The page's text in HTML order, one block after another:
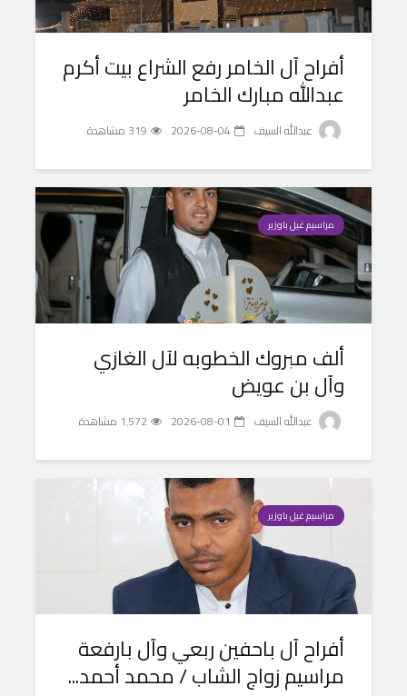
أفراح آل الخامر رفع الشراع بيت أكرم
عبدالله مبارك الخامر
عبدالله السيف 2026-08-04 319 مشاهدة
مراسيم غيل باوزير
ألف مبروك الخطوبه لآل الغازي
وآل بن عويض
عبدالله السيف 2026-08-01 1٬572 مشاهدة
مراسيم غيل باوزير
أفراح آل باحفين ربعي وآل بارفعة
مراسيم زواج الشاب / محمد أحمد...